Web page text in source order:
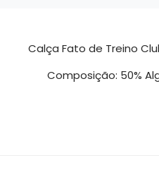
Calça Fato de Treino
Composição: 50%